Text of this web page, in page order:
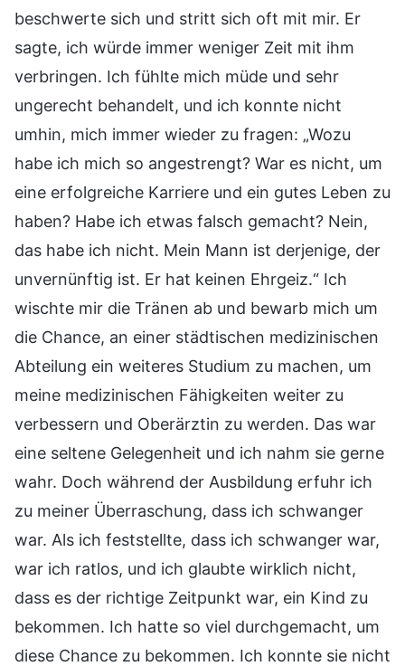
beschwerte sich und stritt sich oft mit mir. Er
sagte, ich würde immer weniger Zeit mit ihm
verbringen. Ich fühlte mich müde und sehr
ungerecht behandelt, und ich konnte nicht
umhin, mich immer wieder zu fragen: „Wozu
habe ich mich so angestrengt? War es nicht, um
eine erfolgreiche Karriere und ein gutes Leben zu
haben? Habe ich etwas falsch gemacht? Nein,
das habe ich nicht. Mein Mann ist derjenige, der
unvernünftig ist. Er hat keinen Ehrgeiz.“ Ich
wischte mir die Tränen ab und bewarb mich um
die Chance, an einer städtischen medizinischen
Abteilung ein weiteres Studium zu machen, um
meine medizinischen Fähigkeiten weiter zu
verbessern und Oberärztin zu werden. Das war
eine seltene Gelegenheit und ich nahm sie gerne
wahr. Doch während der Ausbildung erfuhr ich
zu meiner Überraschung, dass ich schwanger
war. Als ich feststellte, dass ich schwanger war,
war ich ratlos, und ich glaubte wirklich nicht,
dass es der richtige Zeitpunkt war, ein Kind zu
bekommen. Ich hatte so viel durchgemacht, um
diese Chance zu bekommen. Ich konnte sie nicht